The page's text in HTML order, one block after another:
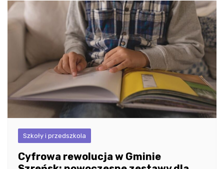
Szkoły i przedszkola
Cyfrowa rewolucja w Gminie